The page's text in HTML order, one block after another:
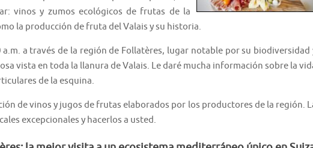
vinos y zumos ecológicos de frutas de la
la producción de fruta del Valais y su historia.
a.m. a través de la región de Follatères, lugar notable por su biodiversidad
vista en toda la llanura de Valais. Le daré mucha información sobre la
de la esquina.
de vinos y jugos de frutas elaborados por los productores de la región.
excepcionales y hacerlos a usted.